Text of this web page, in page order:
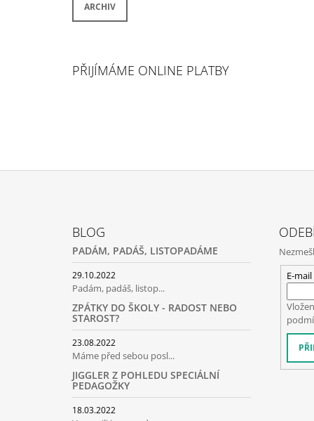
ARCHIV
PŘIJÍMÁME ONLINE PLATBY
BLOG
PADÁM, PADÁŠ, LISTOPADÁME
29.10.2022
Padám, padáš, listop...
ZPÁTKY DO ŠKOLY - RADOST NEBO
STAROST?
23.08.2022
Máme před sebou posl...
JIGGLER Z POHLEDU SPECIÁLNÍ
PEDAGOŽKY
18.03.2022
E-mail